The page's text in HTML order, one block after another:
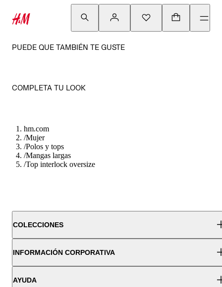
PUEDE QUE TAMBIÉN TE GUSTE
COMPLETA TU LOOK
hm.com
/Mujer
/Polos y tops
/Mangas largas
/Top interlock oversize
COLECCIONES
INFORMACIÓN CORPORATIVA
AYUDA